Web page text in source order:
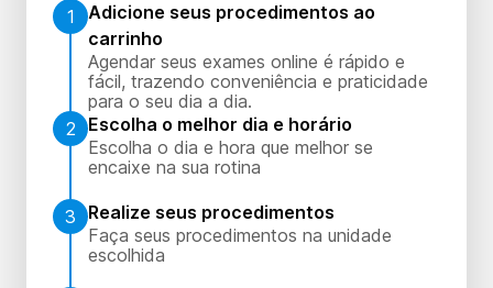
1
Adicione seus procedimentos ao
carrinho
Agendar seus exames online é rápido e
fácil, trazendo conveniência e praticidade
para o seu dia a dia.
2
Escolha o melhor dia e horário
Escolha o dia e hora que melhor se
encaixe na sua rotina
3
Realize seus procedimentos
Faça seus procedimentos na unidade
escolhida